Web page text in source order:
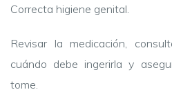
Correcta higiene genital.
Revisar la medicación,
cuándo debe ingerirla y
tome.